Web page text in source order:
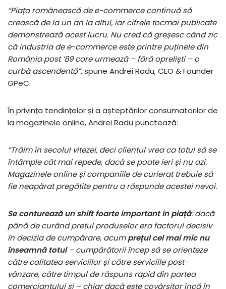
“Piața românească de e-commerce continuă să
crească de la un an la altul, iar cifrele tocmai publicate
demonstrează acest lucru. Nu cred că greșesc când zic
că industria de e-commerce este printre puținele din
România post ‘89 care urmează – fără opreliști – o
curbă ascendentă”, spune Andrei Radu, CEO & Founder
GPeC.
În privința tendințelor și a așteptărilor consumatorilor de
la magazinele online, Andrei Radu punctează:
“Trăim în secolul vitezei, deci clientul vrea ca totul să se
întâmple cât mai repede, dacă se poate ieri și nu azi.
Magazinele online și companiile de curierat trebuie să
fie neapărat pregătite pentru a răspunde acestei nevoi.
Se conturează un shift foarte important în piață: dacă
până de curând prețul produselor era factorul decisiv
în decizia de cumpărare, acumprețul cel mai mic nu
înseamnă totul– cumpărătorii încep să se orienteze
către calitatea serviciilor și către serviciile post-
vânzare, către timpul de răspuns rapid din partea
comerciantului și – chiar dacă este covârșitor încă în